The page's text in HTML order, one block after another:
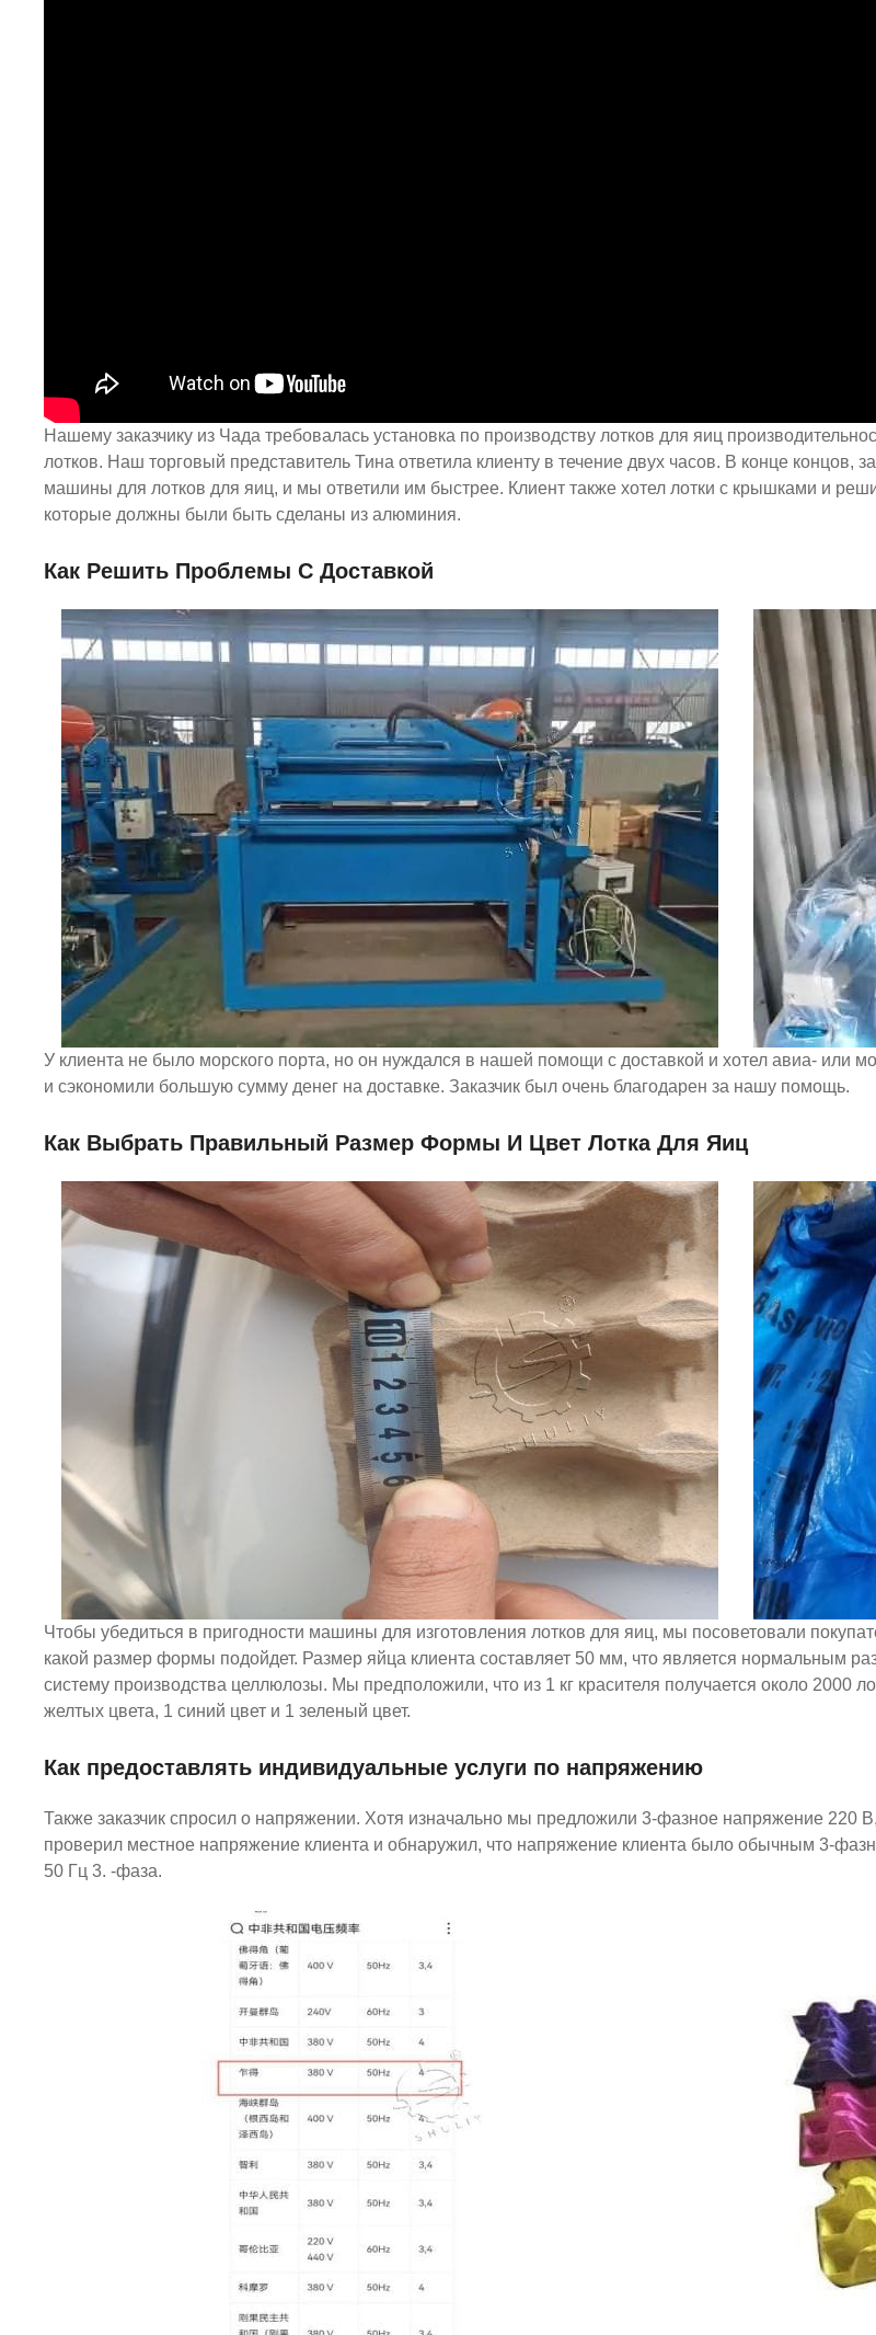
Нашему заказчику из Чада требовалась установка по производству лотков для яиц
лотков. Наш торговый представитель Тина ответила клиенту в течение двух часов. В конце концов,
машины для лотков для яиц, и мы ответили им быстрее. Клиент также хотел лотки с крышками и
которые должны были быть сделаны из алюминия.
Как Решить Проблемы С Доставкой
У клиента не было морского порта, но он нуждался в нашей помощи с доставкой и хотел авиа- или
и сэкономили большую сумму денег на доставке. Заказчик был очень благодарен за нашу помощь.
Как Выбрать Правильный Размер Формы И Цвет Лотка Для Яиц
Чтобы убедиться в пригодности машины для изготовления лотков для яиц, мы посоветовали
какой размер формы подойдет. Размер яйца клиента составляет 50 мм, что является нормальным
систему производства целлюлозы. Мы предположили, что из 1 кг красителя получается около 2000
желтых цвета, 1 синий цвет и 1 зеленый цвет.
Как предоставлять индивидуальные услуги по напряжению
Также заказчик спросил о напряжении. Хотя изначально мы предложили 3-фазное напряжение
проверил местное напряжение клиента и обнаружил, что напряжение клиента было обычным 3-
50 Гц 3. -фаза.